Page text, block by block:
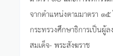
จากตำแหน่งตามมาตรา ๑๕
กระทรวงศึกษาธิการเป็นผู้
สมเด็จ- พระสังฆราช